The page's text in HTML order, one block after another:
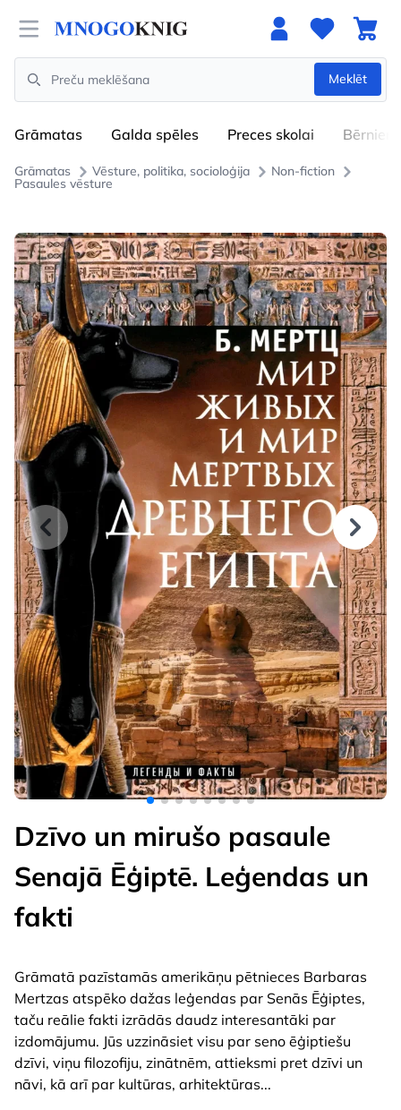
Open menu
Search
Meklēt
Grāmatas Galda spēles Preces skolai Bērniem
Grāmatas Vēsture, politika, socioloģija Non-fiction
Pasaules vēsture
Dzīvo un mirušo pasaule
Senajā Ēģiptē. Leģendas un
fakti
Grāmatā pazīstamās amerikāņu pētnieces Barbaras
Mertzas atspēko dažas leģendas par Senās Ēģiptes,
taču reālie fakti izrādās daudz interesantāki par
izdomājumu. Jūs uzzināsiet visu par seno ēģiptiešu
dzīvi, viņu filozofiju, zinātnēm, attieksmi pret dzīvi un
nāvi, kā arī par kultūras, arhitektūras...